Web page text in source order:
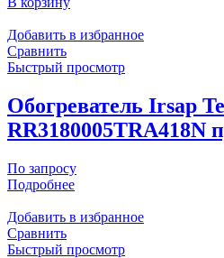
Добавить в избранное
Сравнить
Быстрый просмотр
Обогреватель Irsap
RR3180005TRA418N
По запросу
Подробнее
Добавить в избранное
Сравнить
Быстрый просмотр